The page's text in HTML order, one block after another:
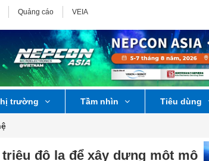
Quảng cáo VEIA
trường Tầm nhìn Tiêu dùng
đô la để xây dựng một mô